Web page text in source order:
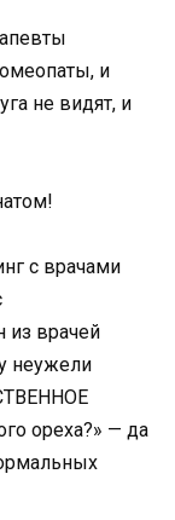
и
не видят, и
с врачами
из врачей
неужели
ореха?» — да